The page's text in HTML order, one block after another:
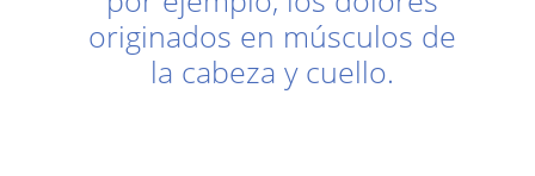
originados en músculos de
la cabeza y cuello.